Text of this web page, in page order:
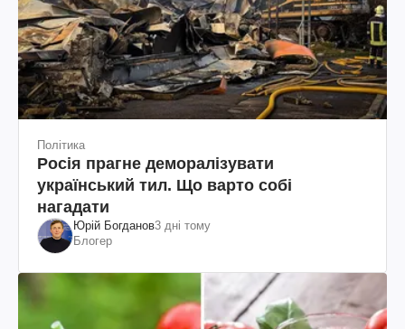
Політика
Росія прагне деморалізувати
український тил. Що варто собі
нагадати
Юрій Богданов3 дні тому
Блогер